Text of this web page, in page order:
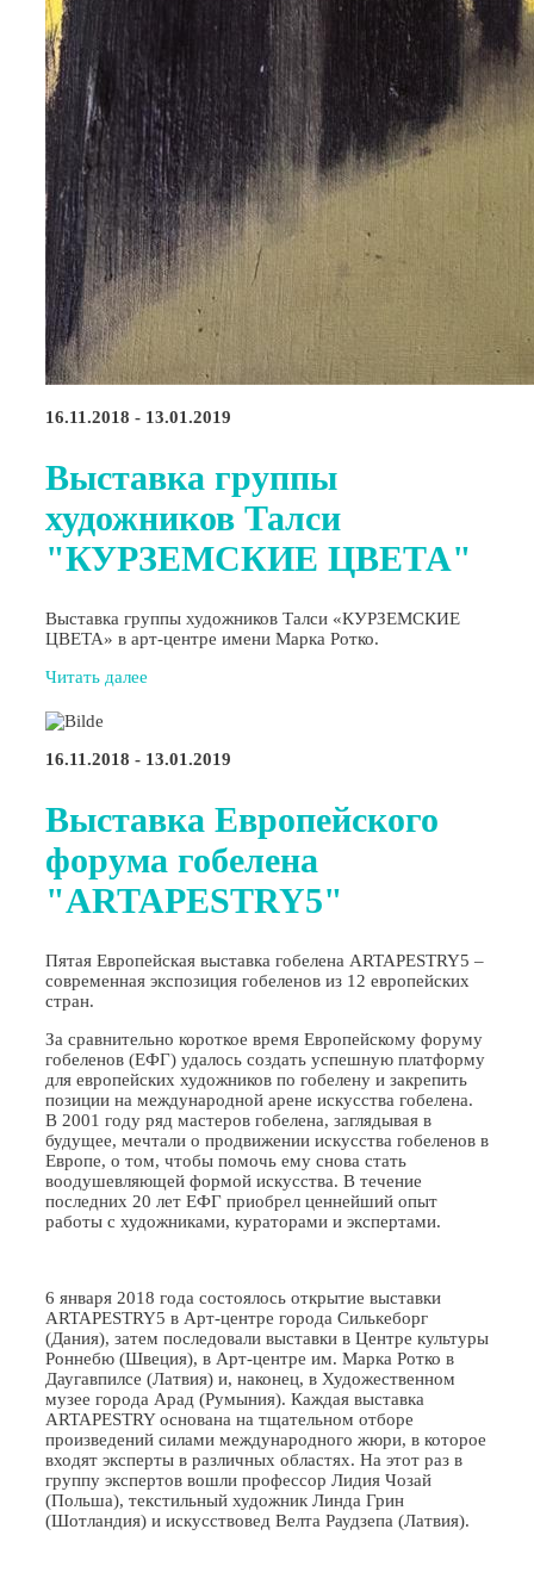
16.11.2018 - 13.01.2019
Выставка группы
художников Талси
"КУРЗЕМСКИЕ ЦВЕТА"
Выставка группы художников Талси «КУРЗЕМСКИЕ
ЦВЕТА» в арт-центре имени Марка Ротко.
Читать далее
16.11.2018 - 13.01.2019
Выставка Европейского
форума гобелена
"ARTAPESTRY5"
Пятая Европейская выставка гобелена ARTAPESTRY5 –
современная экспозиция гобеленов из 12 европейских
стран.
За сравнительно короткое время Европейскому форуму
гобеленов (ЕФГ) удалось создать успешную платформу
для европейских художников по гобелену и закрепить
позиции на международной арене искусства гобелена.
В 2001 году ряд мастеров гобелена, заглядывая в
будущее, мечтали о продвижении искусства гобеленов в
Европе, о том, чтобы помочь ему снова стать
воодушевляющей формой искусства. В течение
последних 20 лет ЕФГ приобрел ценнейший опыт
работы с художниками, кураторами и экспертами.
6 января 2018 года состоялось открытие выставки
ARTAPESTRY5 в Арт-центре города Силькеборг
(Дания), затем последовали выставки в Центре культуры
Роннебю (Швеция), в Арт-центре им. Марка Ротко в
Даугавпилсе (Латвия) и, наконец, в Художественном
музее города Арад (Румыния). Каждая выставка
ARTAPESTRY основана на тщательном отборе
произведений силами международного жюри, в которое
входят эксперты в различных областях. На этот раз в
группу экспертов вошли профессор Лидия Чозай
(Польша), текстильный художник Линда Грин
(Шотландия) и искусствовед Велта Раудзепа (Латвия).